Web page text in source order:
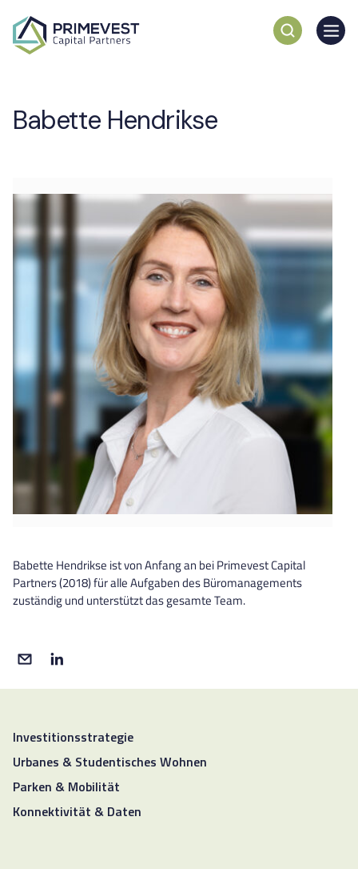
Babette Hendrikse
Babette Hendrikse ist von Anfang an bei Primevest Capital
Partners (2018) für alle Aufgaben des Büromanagements
zuständig und unterstützt das gesamte Team.
Investitionsstrategie
Urbanes & Studentisches Wohnen
Parken & Mobilität
Konnektivität & Daten